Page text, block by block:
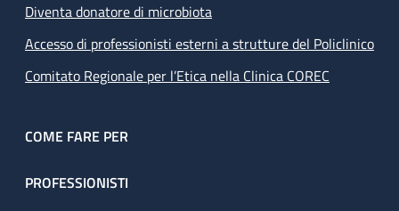
Diventa donatore di microbiota
Accesso di professionisti esterni a strutture del Policlinico
Comitato Regionale per l’Etica nella Clinica COREC
COME FARE PER
PROFESSIONISTI